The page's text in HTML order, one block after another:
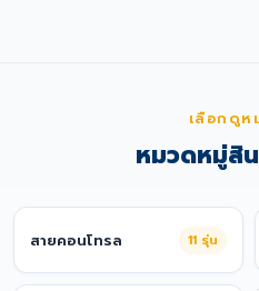
เลือกดูห
หมวดหมู่สิ
สายคอนโทรล 11 รุ่น